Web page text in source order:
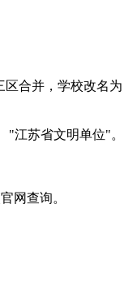
合并，学校改名为
江苏省文明单位"。
网查询。